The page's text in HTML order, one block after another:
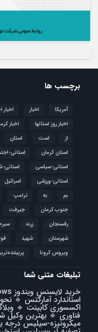
برچسب ها
آمریکا اخبار
اخبار روز استانها
اخبار
از
است استان
استان کرمان
استانی-
استانی-سیاسی
استانی-
استانی-ورزشی
اسرائیل
بم
به ترامپ
جنوب کرمان
جیرفت
رفسنجان
زرند
شهرستان
شهید
ویروس کرونا
تبلیغات متنی شما
خرید لایسنس ویندوز Windows اورجینال
استاندارد آمارکتس 🔹
اکسسوری کابینت 🔹
فناوری🔹 بهترین وکیل
میکرونیزه-سیلیس